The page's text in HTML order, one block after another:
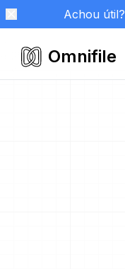
Achou útil?
Omnifile